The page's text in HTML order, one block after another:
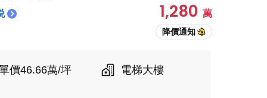
1,280 萬
價46.66萬/坪 電梯大樓